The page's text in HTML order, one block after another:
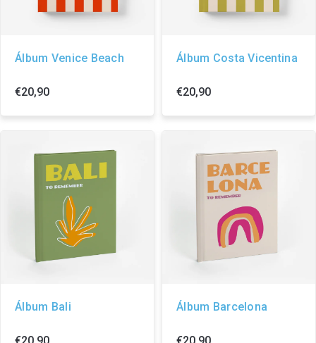
Álbum Venice Beach
€20,90
Álbum Costa Vicentina
€20,90
Álbum Bali Álbum Barcelona